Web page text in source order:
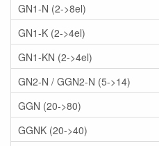
GN1-N (2->8el)
GN1-K (2->4el)
GN1-KN (2->4el)
GN2-N / GGN2-N (5->14)
GGN (20->80)
GGNK (20->40)